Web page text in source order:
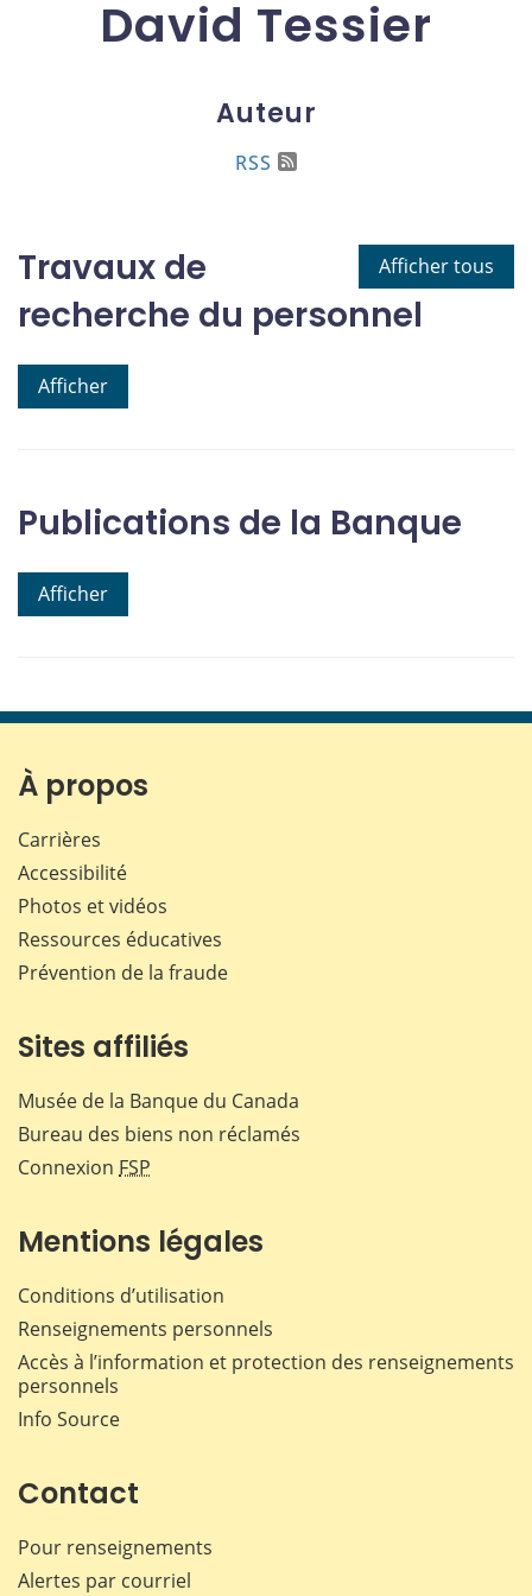
David Tessier
Auteur
RSS
Afficher tous
Travaux de
recherche du personnel
Afficher
Publications de la Banque
Afficher
À propos
Carrières
Accessibilité
Photos et vidéos
Ressources éducatives
Prévention de la fraude
Sites affiliés
Musée de la Banque du Canada
Bureau des biens non réclamés
Connexion FSP
Mentions légales
Conditions d’utilisation
Renseignements personnels
Accès à l’information et protection des renseignements
personnels
Info Source
Contact
Pour renseignements
Alertes par courriel